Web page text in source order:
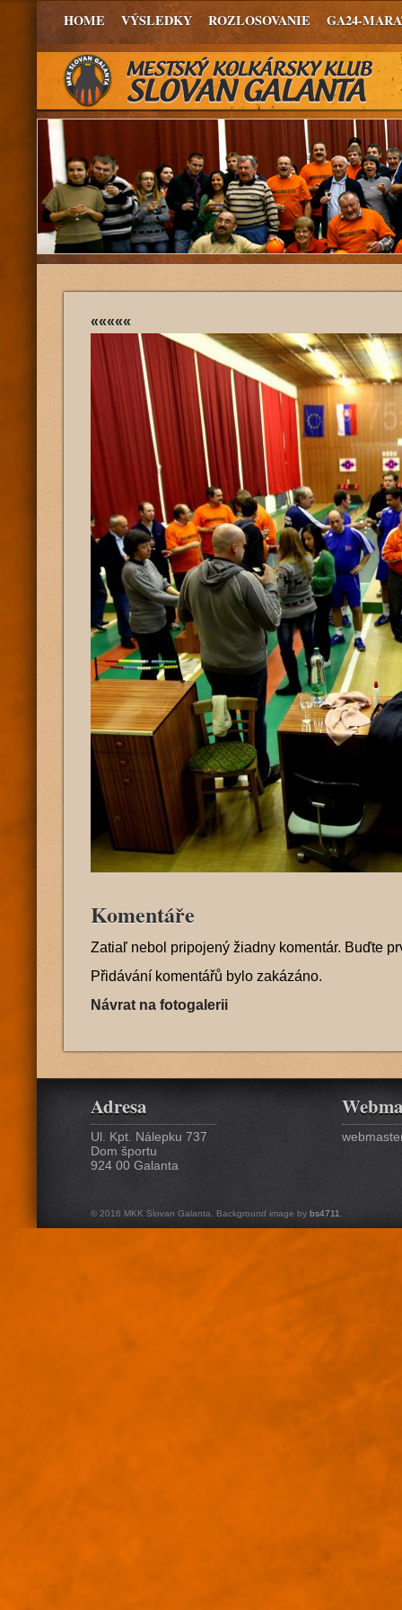
HOME VÝSLEDKY ROZLOSOVANIE GA24-
«««««
Komentáře
Zatiaľ nebol pripojený žiadny komentár. Buďte
Přidávání komentářů bylo zakázáno.
Návrat na fotogalerii
Adresa
Ul. Kpt. Nálepku 737
Dom športu
924 00 Galanta
© 2016 MKK Slovan Galanta. Background image by bs4711